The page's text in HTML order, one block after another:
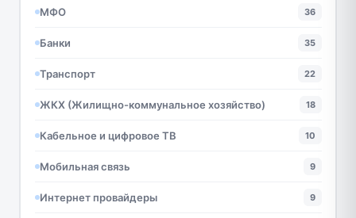
МФО 36
Банки 35
Транспорт 22
ЖКХ (Жилищно-коммунальное хозяйство) 18
Кабельное и цифровое ТВ 10
Мобильная связь 9
Интернет провайдеры 9